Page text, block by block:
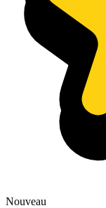
Nouveau